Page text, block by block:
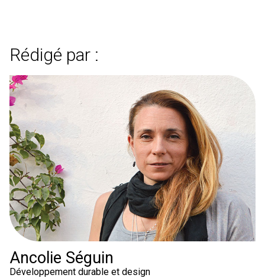
Rédigé par :
Ancolie Séguin
Développement durable et design